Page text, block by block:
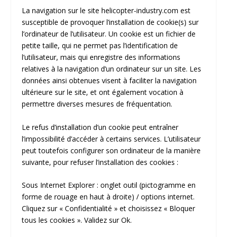
La navigation sur le site helicopter-industry.com est
susceptible de provoquer l’installation de cookie(s) sur
l’ordinateur de l’utilisateur. Un cookie est un fichier de
petite taille, qui ne permet pas l’identification de
l’utilisateur, mais qui enregistre des informations
relatives à la navigation d’un ordinateur sur un site. Les
données ainsi obtenues visent à faciliter la navigation
ultérieure sur le site, et ont également vocation à
permettre diverses mesures de fréquentation.
Le refus d’installation d’un cookie peut entraîner
l’impossibilité d’accéder à certains services. L’utilisateur
peut toutefois configurer son ordinateur de la manière
suivante, pour refuser l’installation des cookies :
Sous Internet Explorer : onglet outil (pictogramme en
forme de rouage en haut à droite) / options internet.
Cliquez sur « Confidentialité » et choisissez « Bloquer
tous les cookies ». Validez sur Ok.